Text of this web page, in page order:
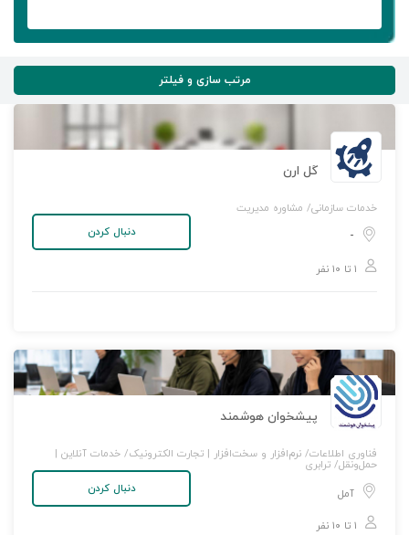
مرتب سازی و فیلتر
گل ارن
خدمات سازمانی/ مشاوره مدیریت
-
۱ تا ۱۰ نفر
دنبال کردن
پیشخوان هوشمند
فناوری اطلاعات/ نرم‌افزار و سخت‌افزار | تجارت الکترونیک/ خدمات آنلاین |
حمل‌و‌نقل/ ترابری
آمل
۱ تا ۱۰ نفر
دنبال کردن